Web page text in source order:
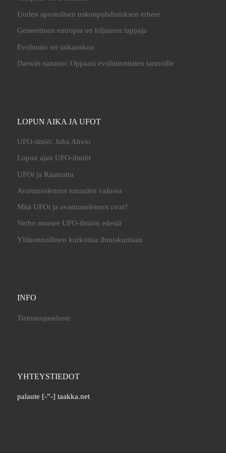
Uuden apostolisen uskonpuhdistuksen erheet
Geneettinen entropia on hiljainen tappaja
Evoluutio on taikauskoa
Darwin-sanasto: Oppaasi evolutionistien tarinoille
LOPUN AIKA JA UFOT
UFO-ilmiö: Juha Ahvio
Lopun ajan UFO-ilmiöt
UFOt ja Raamattu
Avaruusolennot totuuden valossa
Mitä UFOt ja avaruusolennot ovat?
Verho nousee UFO-ilmiön edestä
Yliluonnollinen kurkottaa ihmiskuntaan
INFO
Tietosuojaseloste
YHTEYSTIEDOT
palaute [-”-] taakka.net